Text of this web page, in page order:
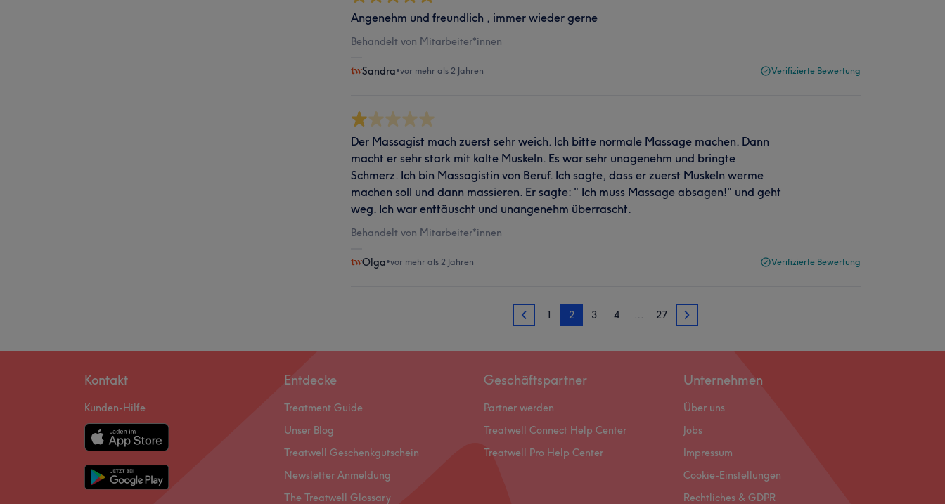
Angenehm und freundlich , immer wieder gerne
Behandelt von Mitarbeiter*innen
Sandra•vor mehr als 2 Jahren Verifizierte Bewertung
Der Massagist mach zuerst sehr weich. Ich bitte normale Massage machen. Dann
macht er sehr stark mit kalte Muskeln. Es war sehr unagenehm und bringte
Schmerz. Ich bin Massagistin von Beruf. Ich sagte, dass er zuerst Muskeln werme
machen soll und dann massieren. Er sagte: " Ich muss Massage absagen!" und geht
weg. Ich war enttäuscht und unangenehm überrascht.
Behandelt von Mitarbeiter*innen
Olga•vor mehr als 2 Jahren Verifizierte Bewertung
1 1 2 3 4 … 27 3
Kontakt
Kunden-Hilfe
Entdecke
Treatment Guide
Unser Blog
Treatwell Geschenkgutschein
Newsletter Anmeldung
The Treatwell Glossary
Geschäftspartner
Partner werden
Treatwell Connect Help Center
Treatwell Pro Help Center
Unternehmen
Über uns
Jobs
Impressum
Cookie-Einstellungen
Rechtliches & GDPR